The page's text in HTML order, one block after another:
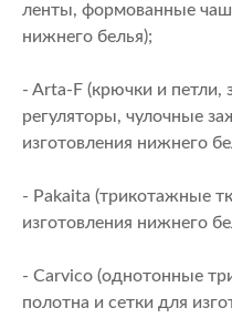
ленты, формованные
нижнего белья);
- Arta-F (крючки и петли,
регуляторы, чулочные
изготовления нижнего
- Pakaita (трикотажные
изготовления нижнего
- Carvico (однотонные
полотна и сетки для